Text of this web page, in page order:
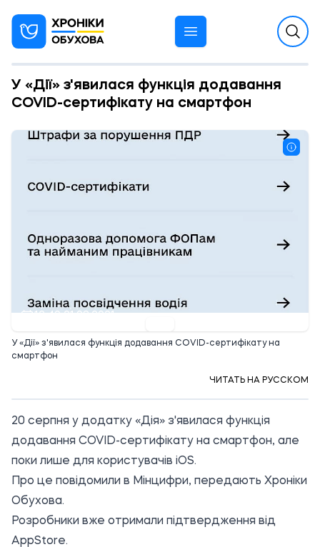
У «Дії» з'явилася функція додавання
COVID-сертифікату на смартфон
12:40 21.08.2021
У «Дії» з'явилася функція додавання COVID-сертифікату на
смартфон
ЧИТАТЬ НА РУССКОМ
20 серпня у додатку «Дія» з'явилася функція
додавання COVID-сертифікату на смартфон, але
поки лише для користувачів iOS.
Про це повідомили в Мінцифри, передають Хроніки
Обухова.
Розробники вже отримали підтвердження від
AppStore.